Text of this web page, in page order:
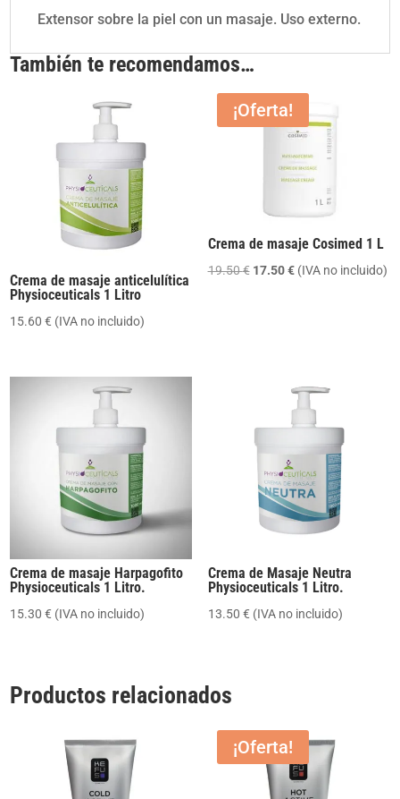
Extensor sobre la piel con un masaje. Uso externo.
También te recomendamos…
Crema de masaje anticelulítica
Physioceuticals 1 Litro
15.60€ (IVA no incluido)
¡Oferta!
Crema de masaje Cosimed 1 L
19.50€ El
17.50€El(IVA no incluido)
Crema de masaje Harpagofito
Physioceuticals 1 Litro.
15.30€ (IVA no incluido)
Crema de Masaje Neutra
Physioceuticals 1 Litro.
13.50 € (IVA no incluido)
Productos relacionados
¡Oferta!